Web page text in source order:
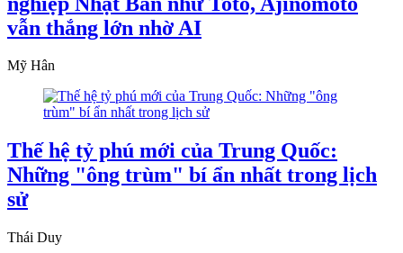
vẫn thắng lớn nhờ AI
Mỹ Hân
Thế hệ tỷ phú mới của Trung Quốc:
Những "ông trùm" bí ẩn nhất trong lịch
sử
Thái Duy